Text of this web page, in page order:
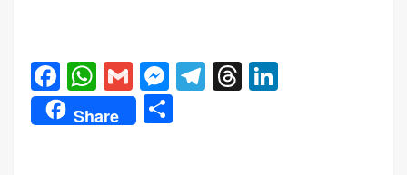
Facebook
WhatsApp
GmailMessenger
Telegram
Threads
Share